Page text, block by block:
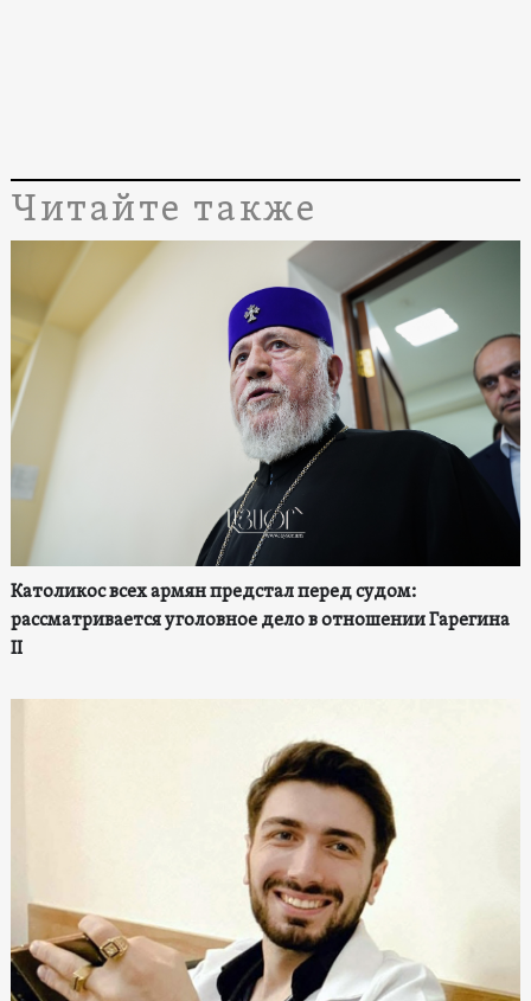
Читайте также
Католикос всех армян предстал перед судом:
рассматривается уголовное дело в отношении Гарегина
II